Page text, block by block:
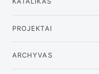
PROJEKTAI
ARCHYVAS